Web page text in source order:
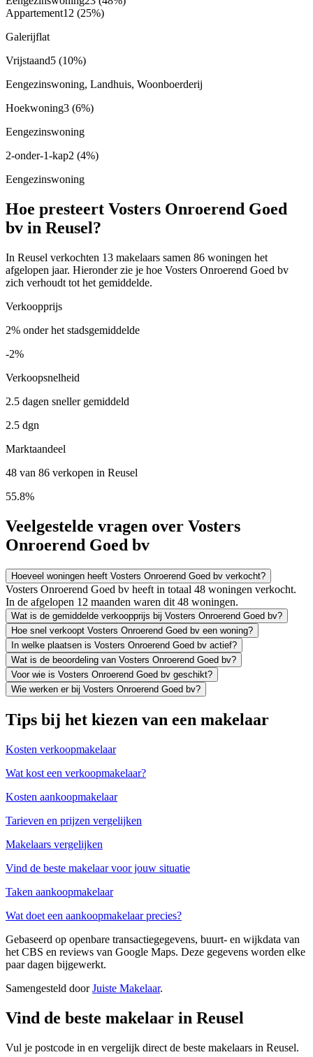
Appartement12 (25%)
Galerijflat
Vrijstaand5 (10%)
Eengezinswoning, Landhuis, Woonboerderij
Hoekwoning3 (6%)
Eengezinswoning
2-onder-1-kap2 (4%)
Eengezinswoning
Hoe presteert Vosters Onroerend Goed
bv in Reusel?
In Reusel verkochten 13 makelaars samen 86 woningen het
afgelopen jaar. Hieronder zie je hoe Vosters Onroerend Goed bv
zich verhoudt tot het gemiddelde.
Verkoopprijs
2% onder het stadsgemiddelde
-2%
Verkoopsnelheid
2.5 dagen sneller gemiddeld
2.5 dgn
Marktaandeel
48 van 86 verkopen in Reusel
55.8%
Veelgestelde vragen over Vosters
Onroerend Goed bv
Hoeveel woningen heeft Vosters Onroerend Goed bv verkocht?
Vosters Onroerend Goed bv heeft in totaal 48 woningen verkocht.
In de afgelopen 12 maanden waren dit 48 woningen.
Wat is de gemiddelde verkoopprijs bij Vosters Onroerend Goed bv?
Hoe snel verkoopt Vosters Onroerend Goed bv een woning?
In welke plaatsen is Vosters Onroerend Goed bv actief?
Wat is de beoordeling van Vosters Onroerend Goed bv?
Voor wie is Vosters Onroerend Goed bv geschikt?
Wie werken er bij Vosters Onroerend Goed bv?
Tips bij het kiezen van een makelaar
Kosten verkoopmakelaar
Wat kost een verkoopmakelaar?
Kosten aankoopmakelaar
Tarieven en prijzen vergelijken
Makelaars vergelijken
Vind de beste makelaar voor jouw situatie
Taken aankoopmakelaar
Wat doet een aankoopmakelaar precies?
Gebaseerd op openbare transactiegegevens, buurt- en wijkdata van
het CBS en reviews van Google Maps. Deze gegevens worden elke
paar dagen bijgewerkt.
Samengesteld doorJuiste Makelaar.
Vind de beste makelaar in Reusel
Vul je postcode in en vergelijk direct de beste makelaars in Reusel.